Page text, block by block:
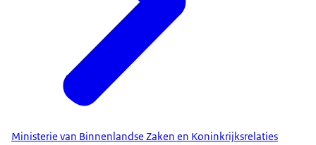
Ministerie van Binnenlandse Zaken en Koninkrijksrelaties